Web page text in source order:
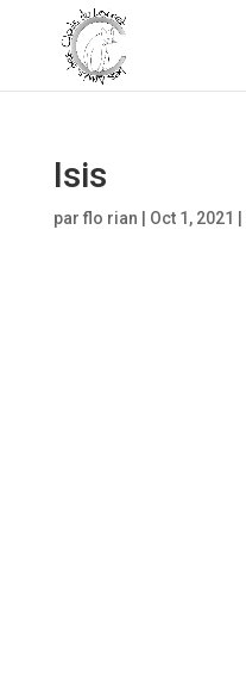
Isis
par flo rian Oct 1, 2021